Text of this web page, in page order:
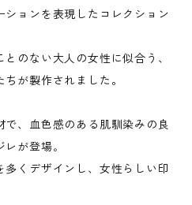
ョンを表現したコレクション
のない大人の女性に似合う、
が製作されました。
、血色感のある肌馴染みの良
レが登場｡
くデザインし、女性らしい印